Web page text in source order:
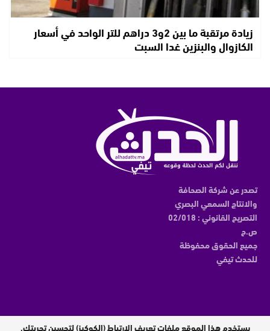
زيادة مرتقبة ما بين 2و3 دراهم للتر الواحد في أسعار
الكازوال والبنزين غدا السبت
تصدر عن شركة الصحافة
والانتاج السمعي البصري
التصريح القانوني : 02/018
ص.ح
جميع الحقوق محفوظة
للحدث تيفي
يستخدم هذا الموقع ملفات تعريف الارتباط (الكوكيز) لتحسين تجربتك.